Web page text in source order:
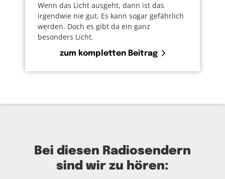
Wenn das Licht ausgeht, dann ist das
irgendwie nie gut. Es kann sogar gefährlich
werden. Doch es gibt da ein ganz
besonders Licht.
zum kompletten Beitrag
Bei diesen Radiosendern
sind wir zu hören: